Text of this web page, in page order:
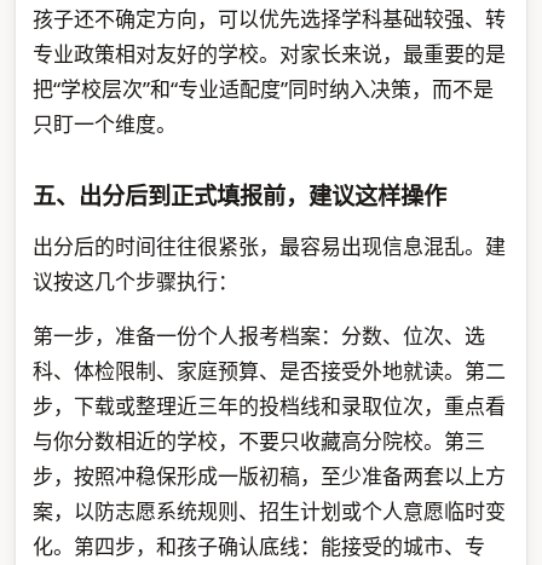
孩子还不确定方向，可以优先选择学科基础较强、转
专业政策相对友好的学校。对家长来说，最重要的是
把“学校层次”和“专业适配度”同时纳入决策，而不是
只盯一个维度。
五、出分后到正式填报前，建议这样操作
出分后的时间往往很紧张，最容易出现信息混乱。建
议按这几个步骤执行：
第一步，准备一份个人报考档案：分数、位次、选
科、体检限制、家庭预算、是否接受外地就读。第二
步，下载或整理近三年的投档线和录取位次，重点看
与你分数相近的学校，不要只收藏高分院校。第三
步，按照冲稳保形成一版初稿，至少准备两套以上方
案，以防志愿系统规则、招生计划或个人意愿临时变
化。第四步，和孩子确认底线：能接受的城市、专